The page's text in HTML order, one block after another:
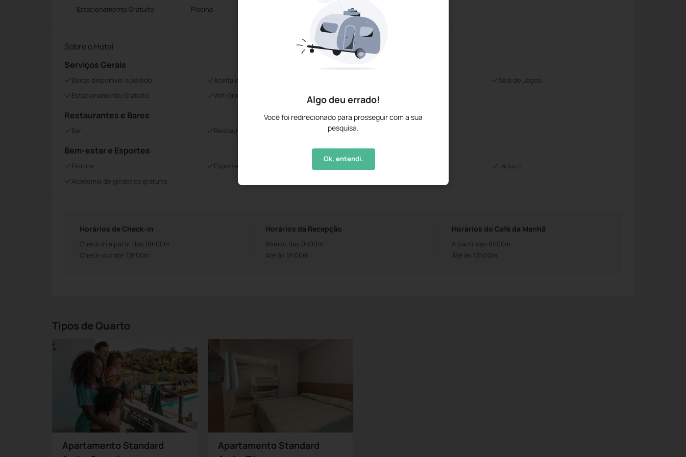
Algo deu errado!
Você foi redirecionado para prosseguir com a sua
pesquisa.
Ok, entendi.
Estacionamento Gratuito Piscina Wifi Gratuito
Sobre o Hotel
Serviços Gerais
Berço disponivel a pedido Aceita os principais cartões de crédito
Sala de Jogos
Estacionamento Gratuito
Wifi Gratuito
Restaurantes e Bares
Bar Restaurante Buffet
Bem-estar e Esportes
Piscina Esportes aquáticos
Jacuzzi
Academia de ginástica gratuita
Horários de Check-in
Check-in a partir das 16h00m
Check-out até 13h00m
Horários da Recepção
Aberto das 0h00m
Até às 0h00m
Horários do Café da Manhã
A partir das 8h00m
Até às 10h00m
Tipos de Quarto
Apartamento Standard
Apartamento Standard